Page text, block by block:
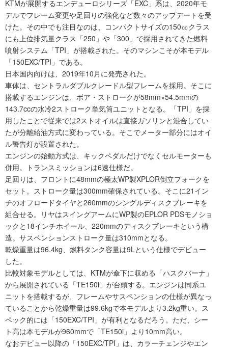
KTMが展開するエンデューロシリーズ「EXC」系は、2020年モ
デルでフレーム変更や足回りの強化など数々のアップデートを受
けた。その中でも注目なのは、コンパクトサイズの150㏄クラス
にも上位排気量クラス「250」や「300」で採用されてきた燃料
噴射システム「TPI」が搭載された。そのマシンこそが本モデル
「150EXC/TPI」である。
日本国内向けは、2019年10月に発売された。
車体は、セントラルダブルクレードル型フレームを採用。そこに
搭載するエンジンは、ボア・ストロークが58mm×54.5mmの
143.7ccの水冷2ストローク単気筒ユニットとなる。「TPI」を採
用したことで従来では2ストオイルは直接ガソリンと混合してい
たが分離給油方式に変わっている。そこでメーター部分にはオイ
ル警告灯が設置された。
エンジンの始動方式は、キックペダルだけでなくセルモーターも
併用。トランスミッションは6速仕様だ。
足回りは、フロントに48mmの極太WP製XPLOR倒立フォークを
セット。ストローク量は300mm確保されている。そこに21イン
チのオフロードタイヤと260mmのシングルディスクブレーキを
組合せる。リヤはスイングアームにWP製のEPLOR PDSモノショ
ックと18インチホイール、220mmのディスクブレーキという構
造。サスペンションストローク量は310mmとなる。
乾燥重量は96.4kg、燃料タンク容量は9Lという仕様でデビュー
した。
比較対象モデルとしては、KTMが傘下に収める「ハスクバーナ」
から展開されている「TE150i」が台頭する。エンジンは同系ユ
ニットを搭載するが、フレームやサスペンションの仕様が異なっ
ていることから乾燥重量は99.6kgで本モデルより3.2kg重い。ス
ペック的には「150EXC/TPI」が有利となるだろう。ただ、シー
ト高は本モデルが960mmで「TE150i」より10mm高い。
なおデビュー以降の「150EXC/TPI」は、カラーチェンジやエン